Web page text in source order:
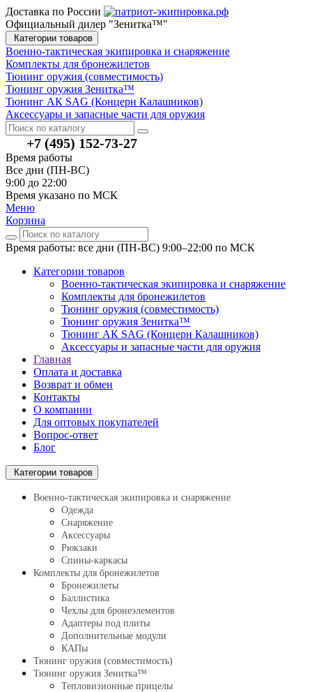
Доставка по России
Официальный дилер "Зенитка™"
Категории товаров
Военно-тактическая экипировка и снаряжение
Комплекты для бронежилетов
Тюнинг оружия (совместимость)
Тюнинг оружия Зенитка™
Тюнинг АК SAG (Концерн Калашников)
Аксессуары и запасные части для оружия
+7 (495) 152-73-27
Время работы
Все дни (ПН-ВС)
9:00 до 22:00
Время указано по МСК
Меню
Корзина
Время работы: все дни (ПН-ВС) 9:00–22:00 по МСК
Категории товаров
Военно-тактическая экипировка и снаряжение
Комплекты для бронежилетов
Тюнинг оружия (совместимость)
Тюнинг оружия Зенитка™
Тюнинг АК SAG (Концерн Калашников)
Аксессуары и запасные части для оружия
Главная
Оплата и доставка
Возврат и обмен
Контакты
О компании
Для оптовых покупателей
Вопрос-ответ
Блог
Категории товаров
Военно-тактическая экипировка и снаряжение
Одежда
Снаряжение
Аксессуары
Рюкзаки
Спины-каркасы
Комплекты для бронежилетов
Бронежилеты
Баллистика
Чехлы для бронеэлементов
Адаптеры под плиты
Дополнительные модули
КАПы
Тюнинг оружия (совместимость)
Тюнинг оружия Зенитка™
Тепловизионные прицелы